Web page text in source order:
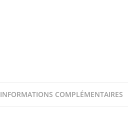
PARIS
INFORMATIONS COMPLÉMENTAIRES